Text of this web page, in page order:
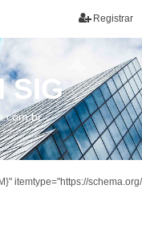
Registrar
SIG
itemtype="https://